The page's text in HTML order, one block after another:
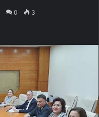
0 3